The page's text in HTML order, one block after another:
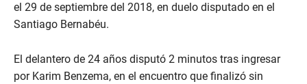
el 29 de septiembre del 2018, en duelo disputado en el
Santiago Bernabéu.
El delantero de 24 años disputó 2 minutos tras ingresar
por Karim Benzema, en el encuentro que finalizó sin